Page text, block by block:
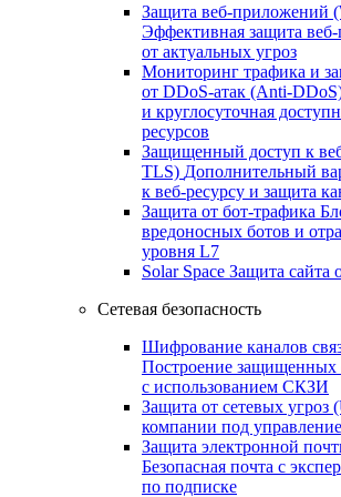
Защита веб-приложений
Эффективная защита
от актуальных угроз
Мониторинг трафика и
от DDoS‑атак
и круглосуточная
ресурсов
Защищенный доступ к
TLS) Дополнительный
к веб‑ресурсу и защита
Защита от бот‑трафика
вредоносных ботов и
уровня L7
Solar Space Защита сайта
Сетевая безопасность
Шифрование каналов
Построение защищенных
с использованием СКЗИ
Защита от сетевых угроз
компании под
Защита электронной
Безопасная почта с
по подписке